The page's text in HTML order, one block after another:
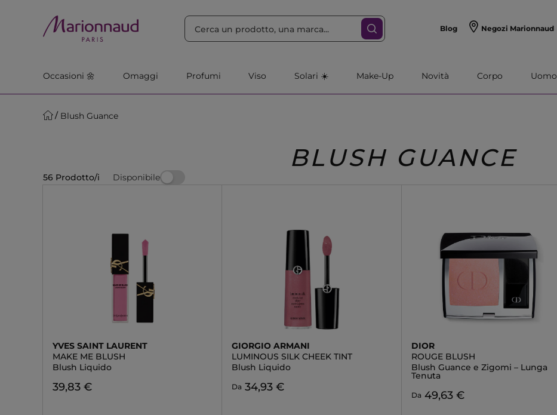
Blog Negozi Marionnaud
Occasioni 🌼 Omaggi Profumi Viso Solari ☀️ Make-Up Novità Corpo Uomo
Blush Guance
BLUSH GUANCE
56 Prodotto/i Disponibile
YVES SAINT LAURENT
MAKE ME BLUSH
Blush Liquido
39,83 €
GIORGIO ARMANI
LUMINOUS SILK CHEEK TINT
Blush Liquido
Da 34,93 €
DIOR
ROUGE BLUSH
Blush Guance e Zigomi – Lunga
Tenuta
Da 49,63 €